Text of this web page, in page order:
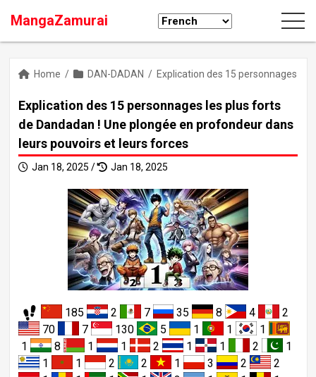
MangaZamurai
Home / DAN-DADAN / Explication des 15 personnages
Explication des 15 personnages les plus forts
de Dandadan ! Une plongée en profondeur dans
leurs pouvoirs et leurs forces
Jan 18, 2025 / Jan 18, 2025
185 2 7 35 8 4
2
70
7 130 5 1 1
1
1
8 1 1 2 1 1 2
1
1
1 2 2 1 3 2
2